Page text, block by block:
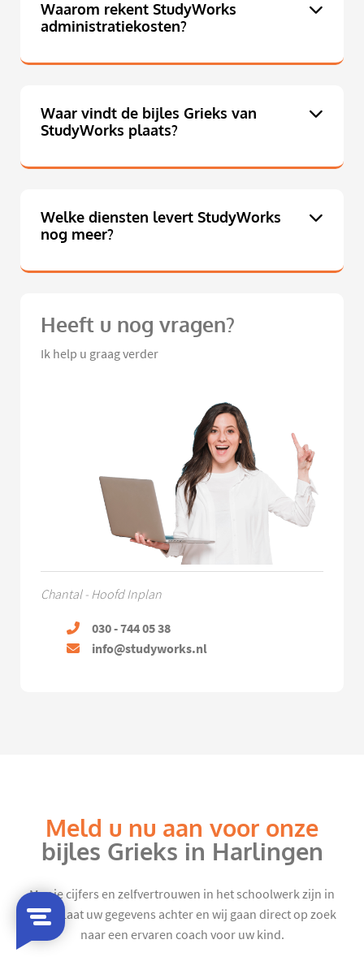
Waarom rekent StudyWorks
administratiekosten?
Waar vindt de bijles Grieks van
StudyWorks plaats?
Welke diensten levert StudyWorks
nog meer?
Heeft u nog vragen?
Ik help u graag verder
Chantal - Hoofd Inplan
030 - 744 05 38
info@studyworks.nl
Meld u nu aan voor onze
bijles Grieks in Harlingen
Mooie cijfers en zelfvertrouwen in het schoolwerk zijn in
zicht. Laat uw gegevens achter en wij gaan direct op zoek
naar een ervaren coach voor uw kind.